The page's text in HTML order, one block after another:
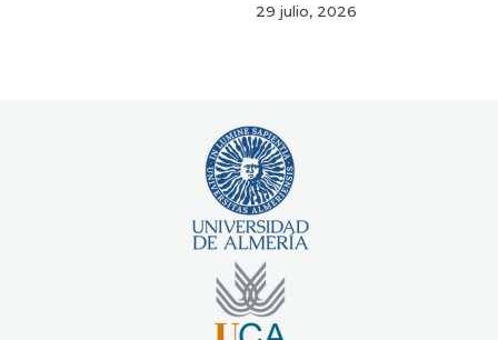
29 julio, 2026